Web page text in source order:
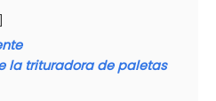
la trituradora de paletas